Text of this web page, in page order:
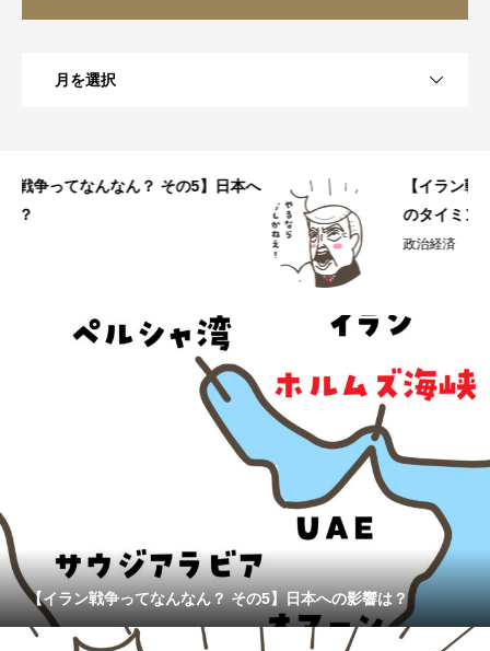
月を選択
【イラン戦争ってなんなん？ その4】なぜこ
のタイミングで？
【イラン戦争ってなんなん？ その5】日本への影響は？